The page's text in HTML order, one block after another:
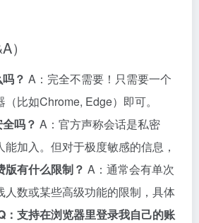
）
？ A：完全不需要！只需要一个
比如Chrome, Edge）即可。
吗？ A：官方声称会话是私密
加入。但对于极度敏感的信息，
版有什么限制？ A：通常会有单次
人数或某些高级功能的限制，具体
：支持在浏览器里登录我自己的账